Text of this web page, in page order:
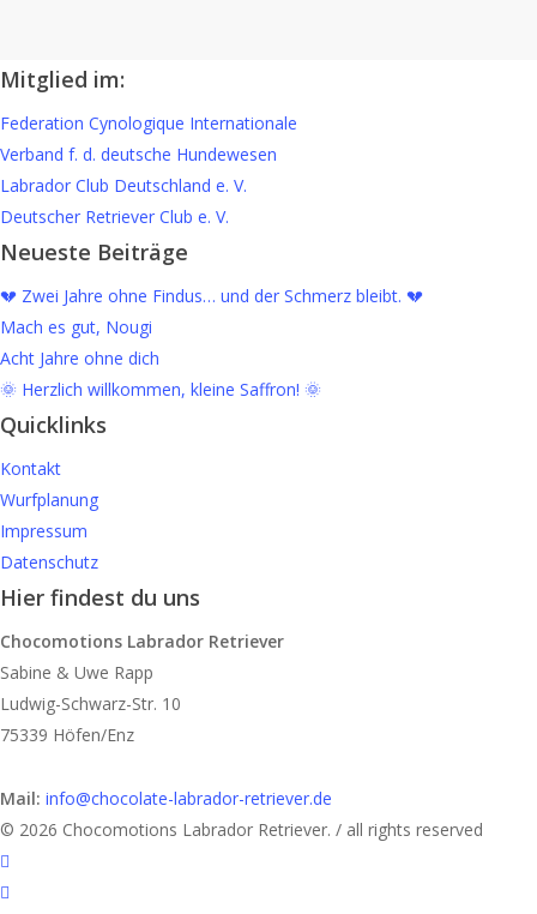
Mitglied im:
Federation Cynologique Internationale
Verband f. d. deutsche Hundewesen
Labrador Club Deutschland e. V.
Deutscher Retriever Club e. V.
Neueste Beiträge
💔 Zwei Jahre ohne Findus… und der Schmerz bleibt. 💔
Mach es gut, Nougi
Acht Jahre ohne dich
🌞 Herzlich willkommen, kleine Saffron! 🌞
Quicklinks
Kontakt
Wurfplanung
Impressum
Datenschutz
Hier findest du uns
Chocomotions Labrador Retriever
Sabine & Uwe Rapp
Ludwig-Schwarz-Str. 10
75339 Höfen/Enz
Mail: info@chocolate-labrador-retriever.de
© 2026 Chocomotions Labrador Retriever. / all rights reserved
twitter
facebook